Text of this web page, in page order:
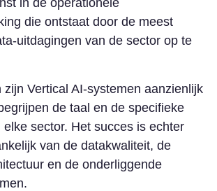
in de operationele
die ontstaat door de meest
uitdagingen van de sector op te
zijn Vertical AI-systemen aanzienlijk
de taal en de specifieke
elke sector. Het succes is echter
van de datakwaliteit, de
en de onderliggende